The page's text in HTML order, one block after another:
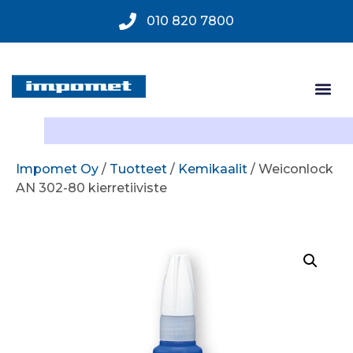
010 820 7800
Impomet Oy / Tuotteet / Kemikaalit / Weiconlock
AN 302-80 kierretiiviste